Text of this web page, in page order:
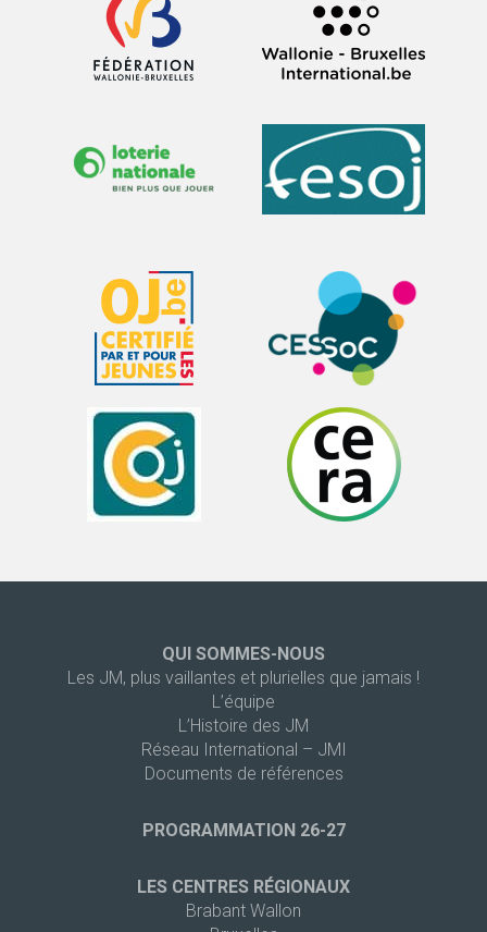
QUI SOMMES-NOUS
Les JM, plus vaillantes et plurielles que jamais !
L’équipe
L’Histoire des JM
Réseau International – JMI
Documents de références
PROGRAMMATION 26-27
LES CENTRES RÉGIONAUX
Brabant Wallon